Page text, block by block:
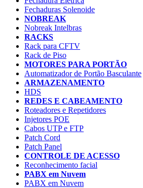
Fechaduras Solenoide
NOBREAK
Nobreak Intelbras
RACKS
Rack para CFTV
Rack de Piso
MOTORES PARA PORTÃO
Automatizador de Portão Basculante
ARMAZENAMENTO
HDS
REDES E CABEAMENTO
Roteadores e Repetidores
Injetores POE
Cabos UTP e FTP
Patch Cord
Patch Panel
CONTROLE DE ACESSO
Reconhecimento facial
PABX em Nuvem
PABX em Nuvem